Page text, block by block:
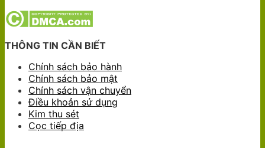
THÔNG TIN CẦN BIẾT
Chính sách bảo hành
Chính sách bảo mật
Chính sách vận chuyển
Điều khoản sử dụng
Kim thu sét
Cọc tiếp địa